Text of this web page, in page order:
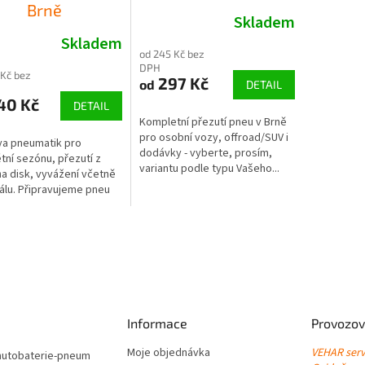
Brně
Skladem
bez
Kč DETAIL
pneumatik pro
sezónu, přezutí z
disk, vyvážení včetně
Připravujeme pneu
Skladem
od 245 Kč bez
DPH
od 297 Kč DETAIL
Kompletní přezutí pneu v Brně
pro osobní vozy, offroad/SUV i
dodávky - vyberte, prosím,
variantu podle typu Vašeho...
pneum
Informace
Moje objednávka
VEHAR